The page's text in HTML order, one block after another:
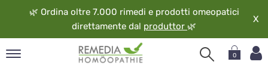
🌿 Ordina oltre 7.000 rimedi e prodotti omeopatici
direttamente dal produttor 🌿
X
0